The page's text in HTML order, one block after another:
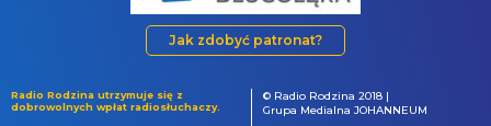
Jak zdobyć patronat?
Radio Rodzina utrzymuje się z
dobrowolnych wpłat radiosłuchaczy.
© Radio Rodzina 2018 |
Grupa Medialna JOHANNEUM